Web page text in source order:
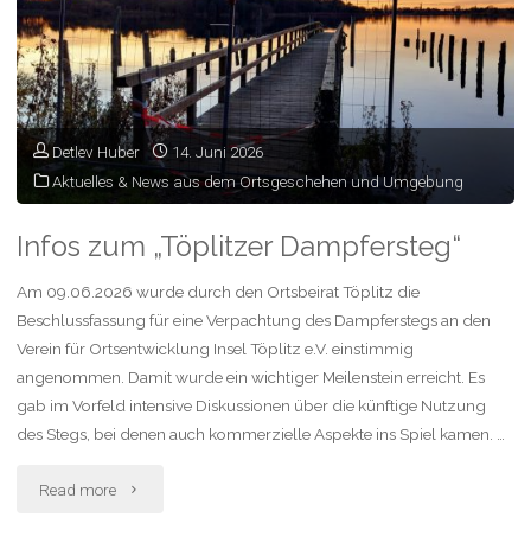
Detlev Huber
14. Juni 2026
Aktuelles & News aus dem Ortsgeschehen und Umgebung
Infos zum „Töplitzer Dampfersteg“
Am 09.06.2026 wurde durch den Ortsbeirat Töplitz die
Beschlussfassung für eine Verpachtung des Dampferstegs an den
Verein für Ortsentwicklung Insel Töplitz e.V. einstimmig
angenommen. Damit wurde ein wichtiger Meilenstein erreicht. Es
gab im Vorfeld intensive Diskussionen über die künftige Nutzung
des Stegs, bei denen auch kommerzielle Aspekte ins Spiel kamen. …
Read more "Infos